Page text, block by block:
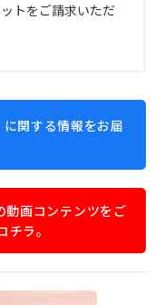
トをご請求いただ
に関する情報をお届
動画コンテンツをご
ラ。